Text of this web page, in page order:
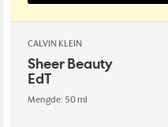
CALVIN KLEIN
Sheer Beauty
EdT
Mengde: 50 ml